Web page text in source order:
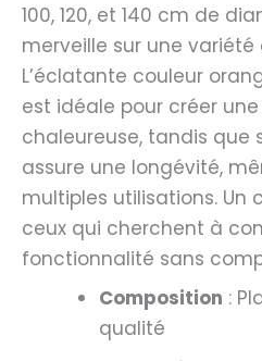
100, 120, et 140 cm de
merveille sur une
L’éclatante couleur
est idéale pour créer
chaleureuse, tandis que
assure une longévité,
multiples utilisations. Un
ceux qui cherchent à
fonctionnalité sans
Composition :
qualité